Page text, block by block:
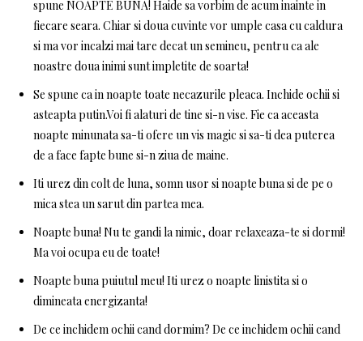
spune NOAPTE BUNA! Haide sa vorbim de acum inainte in
fiecare seara. Chiar si doua cuvinte vor umple casa cu caldura
si ma vor incalzi mai tare decat un semineu, pentru ca ale
noastre doua inimi sunt impletite de soarta!
Se spune ca in noapte toate necazurile pleaca. Inchide ochii si
asteapta putin.Voi fi alaturi de tine si-n vise. Fie ca aceasta
noapte minunata sa-ti ofere un vis magic si sa-ti dea puterea
de a face fapte bune si-n ziua de maine.
Iti urez din colt de luna, somn usor si noapte buna si de pe o
mica stea un sarut din partea mea.
Noapte buna! Nu te gandi la nimic, doar relaxeaza-te si dormi!
Ma voi ocupa eu de toate!
Noapte buna puiutul meu! Iti urez o noapte linistita si o
dimineata energizanta!
De ce inchidem ochii cand dormim? De ce inchidem ochii cand